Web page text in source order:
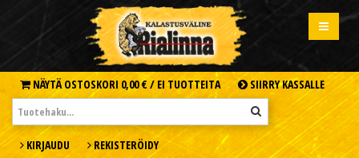
NÄYTÄ OSTOSKORI 0,00 € / EI TUOTTEITA SIIRRY KASSALLE
KIRJAUDU REKISTERÖIDY